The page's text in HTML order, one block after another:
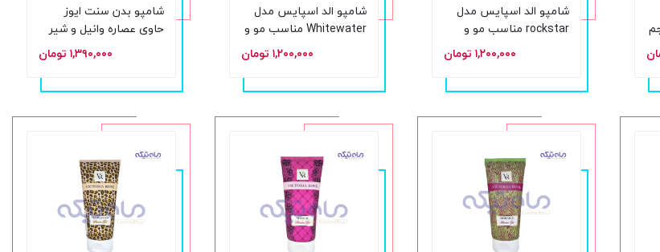
شامپو الد اسپایس مدل
rockstar مناسب مو و
صورت و بدن حجم 400۱,۲۰۰,۰۰۰ تومان
شامپو الد اسپایس مدل
Whitewater مناسب مو و
صورت و بدن حجم 400۱,۲۰۰,۰۰۰ تومان
شامپو بدن سنت ایوز
حاوی عصاره وانیل و شیر
جو دوسر حجم 650 میلی۱,۳۹۰,۰۰۰ تومان